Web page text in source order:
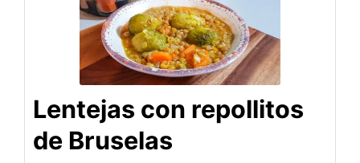
Lentejas con repollitos
de Bruselas